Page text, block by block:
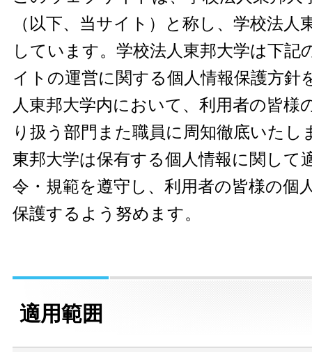
（以下、当サイト）と称し、学校法人
しています。学校法人東邦大学は下記
イトの運営に関する個人情報保護方針
人東邦大学内において、利用者の皆様
り扱う部門また職員に周知徹底いたし
東邦大学は保有する個人情報に関して
令・規範を遵守し、利用者の皆様の個
保護するよう努めます。
適用範囲